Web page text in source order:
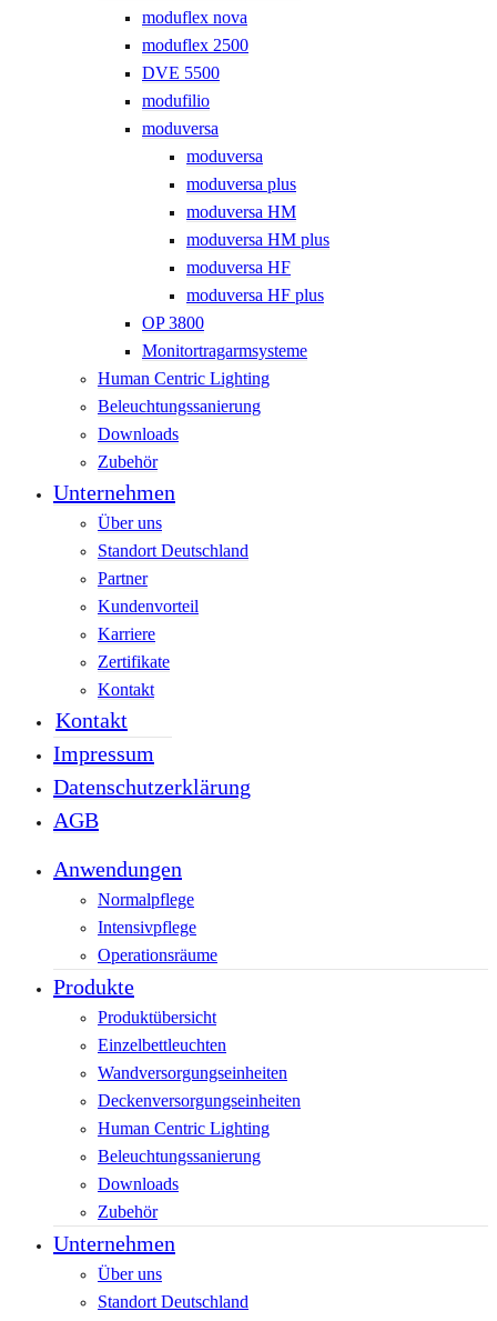
moduflex nova
moduflex 2500
DVE 5500
modufilio
moduversa
moduversa
moduversa plus
moduversa HM
moduversa HM plus
moduversa HF
moduversa HF plus
OP 3800
Monitortragarmsysteme
Human Centric Lighting
Beleuchtungssanierung
Downloads
Zubehör
Unternehmen
Über uns
Standort Deutschland
Partner
Kundenvorteil
Karriere
Zertifikate
Kontakt
Kontakt
Impressum
Datenschutzerklärung
AGB
Anwendungen
Normalpflege
Intensivpflege
Operationsräume
Produkte
Produktübersicht
Einzelbettleuchten
Wandversorgungseinheiten
Deckenversorgungseinheiten
Human Centric Lighting
Beleuchtungssanierung
Downloads
Zubehör
Unternehmen
Über uns
Standort Deutschland